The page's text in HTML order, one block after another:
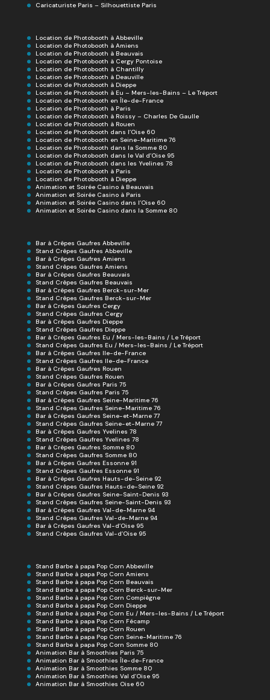
Caricaturiste Paris – Silhouettiste Paris
Location de Photobooth à Abbeville
Location de Photobooth à Amiens
Location de Photobooth à Beauvais
Location de Photobooth à Cergy Pontoise
Location de Photobooth à Chantilly
Location de Photobooth à Deauville
Location de Photobooth à Dieppe
Location de Photobooth à Eu – Mers-les-Bains – Le Tréport
Location de Photobooth en Île-de-France
Location de Photobooth à Paris
Location de Photobooth à Roissy – Charles De Gaulle
Location de Photobooth à Rouen
Location de Photobooth dans l’Oise 60
Location de Photobooth en Seine-Maritime 76
Location de Photobooth dans la Somme 80
Location de Photobooth dans le Val d’Oise 95
Location de Photobooth dans les Yvelines 78
Location de Photobooth à Paris
Location de Photobooth à Dieppe
Animation et Soirée Casino à Beauvais
Animation et Soirée Casino à Paris
Animation et Soirée Casino dans l’Oise 60
Animation et Soirée Casino dans la Somme 80
Bar à Crêpes Gaufres Abbeville
Stand Crêpes Gaufres Abbeville
Bar à Crêpes Gaufres Amiens
Stand Crêpes Gaufres Amiens
Bar à Crêpes Gaufres Beauvais
Stand Crêpes Gaufres Beauvais
Bar à Crêpes Gaufres Berck-sur-Mer
Stand Crêpes Gaufres Berck-sur-Mer
Bar à Crêpes Gaufres Cergy
Stand Crêpes Gaufres Cergy
Bar à Crêpes Gaufres Dieppe
Stand Crêpes Gaufres Dieppe
Bar à Crêpes Gaufres Eu / Mers-les-Bains / Le Tréport
Stand Crêpes Gaufres Eu / Mers-les-Bains / Le Tréport
Bar à Crêpes Gaufres Ile-de-France
Stand Crêpes Gaufres Ile-de-France
Bar à Crêpes Gaufres Rouen
Stand Crêpes Gaufres Rouen
Bar à Crêpes Gaufres Paris 75
Stand Crêpes Gaufres Paris 75
Bar à Crêpes Gaufres Seine-Maritime 76
Stand Crêpes Gaufres Seine-Maritime 76
Bar à Crêpes Gaufres Seine-et-Marne 77
Stand Crêpes Gaufres Seine-et-Marne 77
Bar à Crêpes Gaufres Yvelines 78
Stand Crêpes Gaufres Yvelines 78
Bar à Crêpes Gaufres Somme 80
Stand Crêpes Gaufres Somme 80
Bar à Crêpes Gaufres Essonne 91
Stand Crêpes Gaufres Essonne 91
Bar à Crêpes Gaufres Hauts-de-Seine 92
Stand Crêpes Gaufres Hauts-de-Seine 92
Bar à Crêpes Gaufres Seine-Saint-Denis 93
Stand Crêpes Gaufres Seine-Saint-Denis 93
Bar à Crêpes Gaufres Val-de-Marne 94
Stand Crêpes Gaufres Val-de-Marne 94
Bar à Crêpes Gaufres Val-d’Oise 95
Stand Crêpes Gaufres Val-d’Oise 95
Stand Barbe à papa Pop Corn Abbeville
Stand Barbe à papa Pop Corn Amiens
Stand Barbe à papa Pop Corn Beauvais
Stand Barbe à papa Pop Corn Berck-sur-Mer
Stand Barbe à papa Pop Corn Compiègne
Stand Barbe à papa Pop Corn Dieppe
Stand Barbe à papa Pop Corn Eu / Mers-les-Bains / Le Tréport
Stand Barbe à papa Pop Corn Fécamp
Stand Barbe à papa Pop Corn Rouen
Stand Barbe à papa Pop Corn Seine-Maritime 76
Stand Barbe à papa Pop Corn Somme 80
Animation Bar à Smoothies Paris 75
Animation Bar à Smoothies Île-de-France
Animation Bar à Smoothies Somme 80
Animation Bar à Smoothies Val d’Oise 95
Animation Bar à Smoothies Oise 60